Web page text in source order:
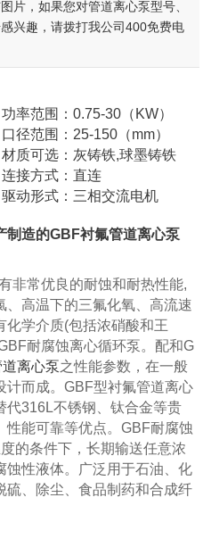
片，如果您对管道离心泵型号、
兴趣，请拨打我公司400免费电
功率范围：0.75-30（KW）
口径范围：25-150（mm）
材质可选：灰铸铁,球墨铸铁
连接方式：直连
驱动形式：三相交流电机
造的GBF衬氟管道离心泵
常优良的耐蚀和耐热性能,
、高温下的三氟化氧、高流速
化学介质(包括浓硝酸和王
耐腐蚀离心循环泵。配和G
道离心泵之性能参数，在一般
计而成。GBF型衬氟管道离心
代316L不锈钢、钛合金等贵
性能可靠等优点。GBF耐腐蚀
的条件下，长期输送任意浓
蚀性液体。广泛用于石油、化
硫、除尘、食品制药和合成纤